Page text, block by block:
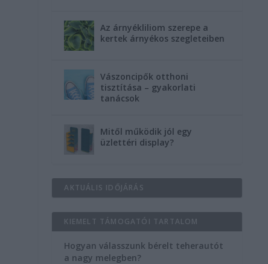
Az árnyékliliom szerepe a
kertek árnyékos szegleteiben
Vászoncipők otthoni
tisztítása – gyakorlati
tanácsok
Mitől működik jól egy
üzlettéri display?
AKTUÁLIS IDŐJÁRÁS
KIEMELT TÁMOGATÓI TARTALOM
Hogyan válasszunk bérelt teherautót
a nagy melegben?